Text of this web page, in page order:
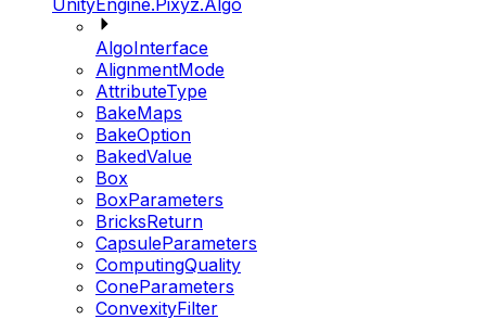
UnityEngine.Pixyz.Algo
AlgoInterface
AlignmentMode
AttributeType
BakeMaps
BakeOption
BakedValue
Box
BoxParameters
BricksReturn
CapsuleParameters
ComputingQuality
ConeParameters
ConvexityFilter